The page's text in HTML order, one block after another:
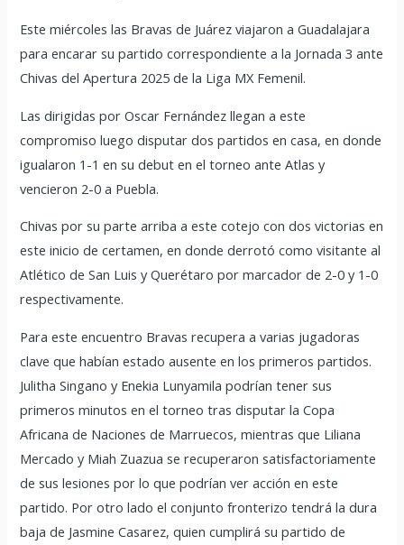
Este miércoles las Bravas de Juárez viajaron a Guadalajara
para encarar su partido correspondiente a la Jornada 3 ante
Chivas del Apertura 2025 de la Liga MX Femenil.
Las dirigidas por Oscar Fernández llegan a este
compromiso luego disputar dos partidos en casa, en donde
igualaron 1-1 en su debut en el torneo ante Atlas y
vencieron 2-0 a Puebla.
Chivas por su parte arriba a este cotejo con dos victorias en
este inicio de certamen, en donde derrotó como visitante al
Atlético de San Luis y Querétaro por marcador de 2-0 y 1-0
respectivamente.
Para este encuentro Bravas recupera a varias jugadoras
clave que habían estado ausente en los primeros partidos.
Julitha Singano y Enekia Lunyamila podrían tener sus
primeros minutos en el torneo tras disputar la Copa
Africana de Naciones de Marruecos, mientras que Liliana
Mercado y Miah Zuazua se recuperaron satisfactoriamente
de sus lesiones por lo que podrían ver acción en este
partido. Por otro lado el conjunto fronterizo tendrá la dura
baja de Jasmine Casarez, quien cumplirá su partido de